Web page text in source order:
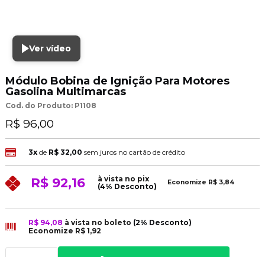
Ver vídeo
Módulo Bobina de Ignição Para Motores
Gasolina Multimarcas
Cod. do Produto: P1108
R$ 96,00
3xde R$ 32,00 sem juros no cartão de crédito
R$ 92,16
à vista no pix
(4% Desconto)
Economize R$ 3,84
R$ 94,08 à vista no boleto (2% Desconto)
Economize R$ 1,92